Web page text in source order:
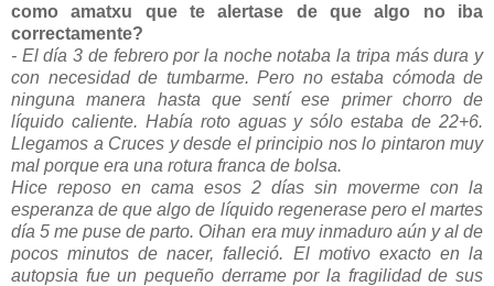
como amatxu que te alertase de que algo no iba
correctamente?
- El día 3 de febrero por la noche notaba la tripa más dura y
con necesidad de tumbarme. Pero no estaba cómoda de
ninguna manera hasta que sentí ese primer chorro de
líquido caliente. Había roto aguas y sólo estaba de 22+6.
Llegamos a Cruces y desde el principio nos lo pintaron muy
mal porque era una rotura franca de bolsa.
Hice reposo en cama esos 2 días sin moverme con la
esperanza de que algo de líquido regenerase pero el martes
día 5 me puse de parto. Oihan era muy inmaduro aún y al de
pocos minutos de nacer, falleció. El motivo exacto en la
autopsia fue un pequeño derrame por la fragilidad de sus